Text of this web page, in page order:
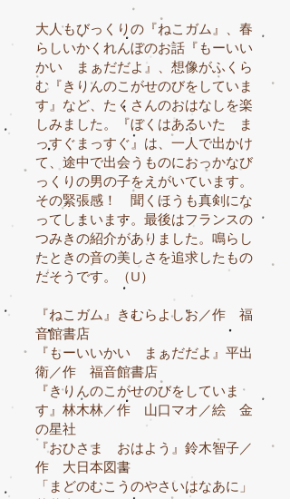
大人もびっくりの『ねこガム』、春
らしいかくれんぼのお話『もーいい
かい まぁだだよ』、想像がふくら
む『きりんのこがせのびをしていま
す』など、たくさんのおはなしを楽
しみました。『ぼくはあるいた ま
っすぐまっすぐ』は、一人で出かけ
て、途中で出会うものにおっかなび
っくりの男の子をえがいています。
その緊張感！ 聞くほうも真剣にな
ってしまいます。最後はフランスの
つみきの紹介がありました。鳴らし
たときの音の美しさを追求したもの
だそうです。（U）
『ねこガム』きむらよしお／作 福
音館書店
『もーいいかい まぁだだよ』平出
衛／作 福音館書店
『きりんのこがせのびをしていま
す』林木林／作 山口マオ／絵 金
の星社
『おひさま おはよう』鈴木智子／
作 大日本図書
「まどのむこうのやさいはなあに」